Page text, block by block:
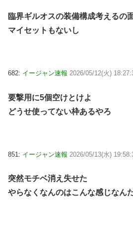
臨界ギルオスの装備構成考えるの
マイセットもないし
682: イージャン速報 2026/05/12(火)
要撃用に5個空けとけよ
どうせ使ってない枠あるやろ
851: イージャン速報 2026/05/13(水)
突然モチベ消え失せた
やらなくなんのはこんな感じなん